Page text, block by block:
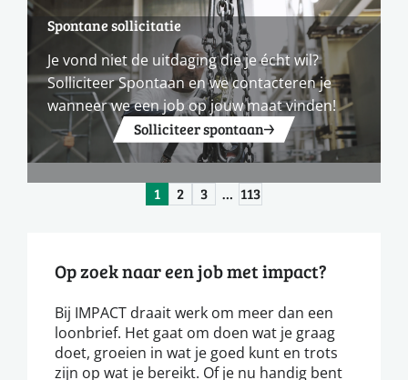
Spontane sollicitatie
Je vond niet de uitdaging die je écht wil?
Solliciteer Spontaan en we contacteren je
wanneer we een job op jouw maat vinden!
Solliciteer spontaan
1 2 3 … 113
Op zoek naar een job met impact?
Bij IMPACT draait werk om meer dan een
loonbrief. Het gaat om doen wat je graag
doet, groeien in wat je goed kunt en trots
zijn op wat je bereikt. Of je nu handig bent